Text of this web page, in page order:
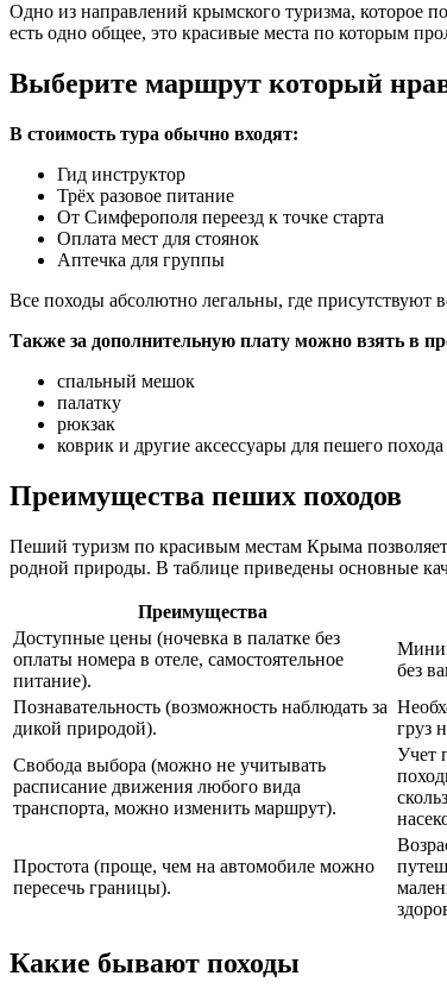
Одно из направлений крымского туризма, которое
есть одно общее, это красивые места по которым
Выберите маршрут который
В стоимость тура обычно входят:
Гид инструктор
Трёх разовое питание
От Симферополя переезд к точке старта
Оплата мест для стоянок
Аптечка для группы
Все походы абсолютно легальны, где присутствуют
Также за дополнительную плату можно взять в
спальный мешок
палатку
рюкзак
коврик и другие аксессуары для пешего
Преимущества пеших походов
Пеший туризм по красивым местам Крыма
родной природы. В таблице приведены основные
Преимущества
Доступные цены (ночевка в палатке без
оплаты номера в отеле, самостоятельное
питание).
без
Познавательность (возможность наблюдать за
дикой природой).
груз
Свобода выбора (можно не учитывать
расписание движения любого вида
транспорта, можно изменить маршрут).
Учет
Простота (проще, чем на автомобиле можно
пересечь границы).
Какие бывают походы